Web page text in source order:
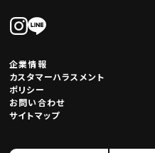
企業情報
カスタマーハラスメント
ポリシー
お問い合わせ
サイトマップ